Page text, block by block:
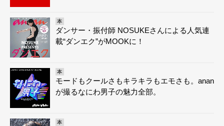
本
ダンサー・振付師 NOSUKEさんによる人気連
載“ダンエク”がMOOKに！
本
モードもクールさもキラキラもエモさも。anan
が撮るなにわ男子の魅力全部。
本